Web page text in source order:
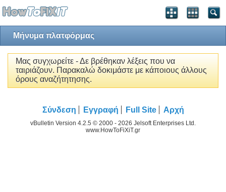
Μήνυμα πλατφόρμας
Μας συγχωρείτε - Δε βρέθηκαν λέξεις που να
ταιριάζουν. Παρακαλώ δοκιμάστε με κάποιους άλλους
όρους αναζήτητησης.
Σύνδεση Εγγραφή Full Site Αρχή
vBulletin Version 4.2.5 © 2000 - 2026 Jelsoft Enterprises Ltd.
www.HowToFiXiT.gr